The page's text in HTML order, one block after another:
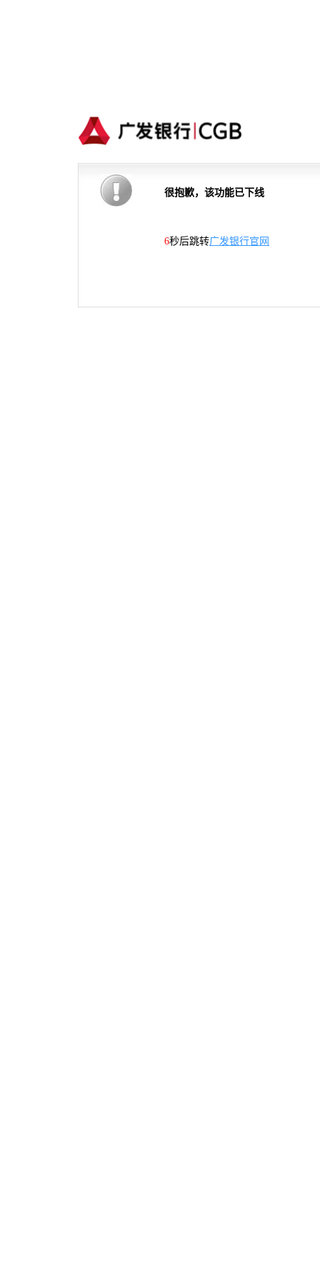
很抱歉，该功能已下线
6秒后跳转广发银行官网